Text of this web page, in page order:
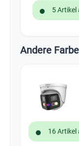
5 Artikel
Andere
16 Artikel